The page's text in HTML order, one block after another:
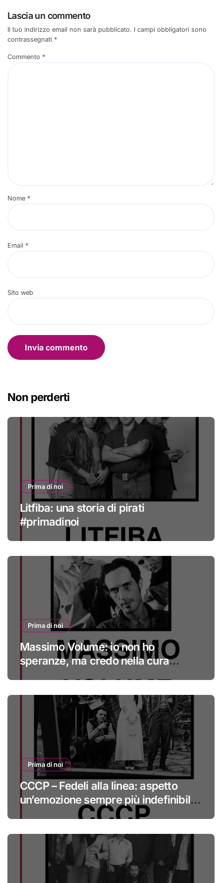
Lascia un commento
Il tuo indirizzo email non sarà pubblicato. I campi obbligatori sono
contrassegnati *
Commento *
Nome *
Email *
Sito web
Non perderti
Prima di noi
Litfiba: una storia di pirati
#primadinoi
Prima di noi
Massimo Volume: io non ho
speranze, ma credo nella cura
Prima di noi
CCCP – Fedeli alla linea: aspetto
un’emozione sempre più indefinibile
#primadinoi